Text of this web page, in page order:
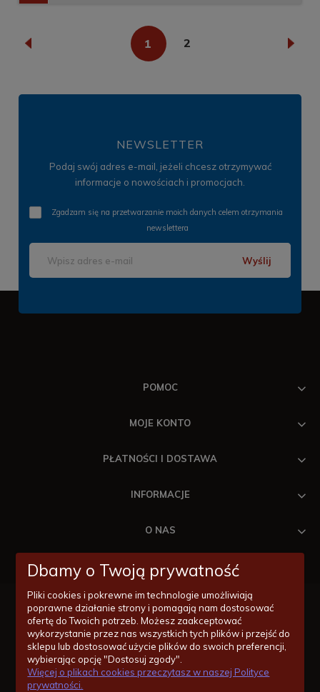
« 1 2 »
NEWSLETTER
Podaj swój adres e-mail, jeżeli chcesz otrzymywać
informacje o nowościach i promocjach.
Zgadzam się na przetwarzanie moich danych celem otrzymania
newslettera
Wyślij
POMOC
MOJE KONTO
PŁATNOŚCI I DOSTAWA
INFORMACJE
O NAS
Masz pytania odnośnie zakupów lub konkretnych produktów?
Jesteśmy po to by Ci pomóc!
14/620-11-55
Dbamy o Twoją prywatność
Pliki cookies i pokrewne im technologie umożliwiają
poprawne działanie strony i pomagają nam dostosować
ofertę do Twoich potrzeb. Możesz zaakceptować
wykorzystanie przez nas wszystkich tych plików i przejść do
sklepu lub dostosować użycie plików do swoich preferencji,
wybierając opcję "Dostosuj zgody".
Więcej o plikach cookies przeczytasz w naszej Polityce
prywatności.